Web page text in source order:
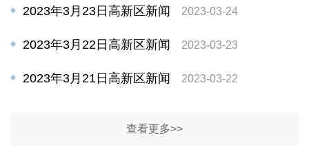
2023年3月23日高新区新闻 2023-03-24
2023年3月22日高新区新闻 2023-03-23
2023年3月21日高新区新闻 2023-03-22
查看更多>>